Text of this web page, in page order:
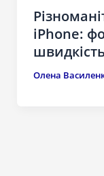
iPhone:
Олена